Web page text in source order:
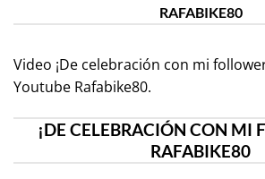
RAFABIKE80
Video ¡De celebración con mi
Youtube Rafabike80.
¡DE CELEBRACIÓN CON MI
RAFABIKE80